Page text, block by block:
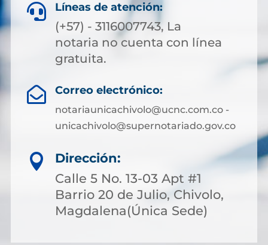
 Líneas de atención:
(+57) - 3116007743, La
notaria no cuenta con línea
gratuita.
 Correo electrónico:
notariaunicachivolo@ucnc.com.co -
unicachivolo@supernotariado.gov.co

Dirección:
Calle 5 No. 13-03 Apt #1
Barrio 20 de Julio, Chivolo,
Magdalena(Única Sede)